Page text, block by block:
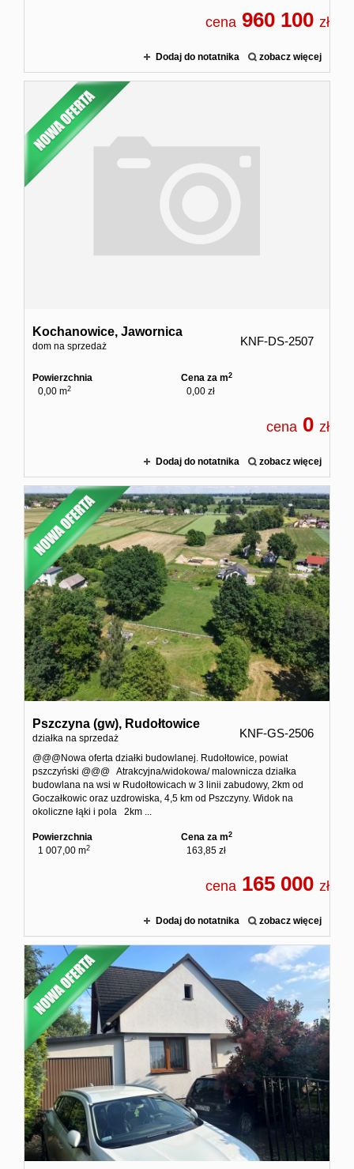
Usługi
cena 960 100 zł
Dodaj do notatnika zobacz więcej
Kochanowice, Jawornica
dom na sprzedaż KNF-DS-2507
Powierzchnia
0,00 m2
Cena za m2
0,00 zł
cena 0 zł
Dodaj do notatnika zobacz więcej
Pszczyna (gw), Rudołtowice
działka na sprzedaż KNF-GS-2506
@@@Nowa oferta działki budowlanej. Rudołtowice, powiat
pszczyński @@@ Atrakcyjna/widokowa/ malownicza działka
budowlana na wsi w Rudołtowicach w 3 linii zabudowy, 2km od
Goczałkowic oraz uzdrowiska, 4,5 km od Pszczyny. Widok na
okoliczne łąki i pola 2km ...
Powierzchnia
1 007,00 m2
Cena za m2
163,85 zł
cena 165 000 zł
Dodaj do notatnika zobacz więcej